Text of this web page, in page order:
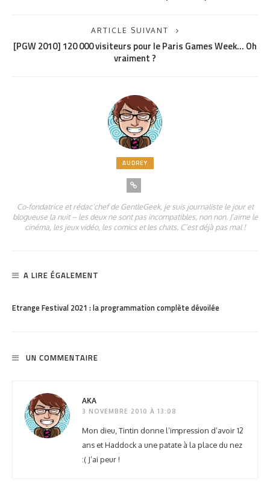
ARTICLE SUIVANT
[PGW 2010] 120 000 visiteurs pour le Paris Games Week… Oh
vraiment ?
AUDREY
Co-fondatrice et rédac’chef de GentleGeek, je suis journaliste le jour et
blogueuse la nuit – les deux ne sont pas incompatibles, non non. J’aime le
cinéma, les jeux vidéo, les comics et les chats. C’est déjà pas mal !
A LIRE ÉGALEMENT
Etrange Festival 2021 : la programmation complète dévoilée
UN COMMENTAIRE
AKA
3 NOVEMBRE 2010 À 13:08
Mon dieu, Tintin donne l’impression d’avoir 12
ans et Haddock a une patate à la place du nez
:( J’ai peur !